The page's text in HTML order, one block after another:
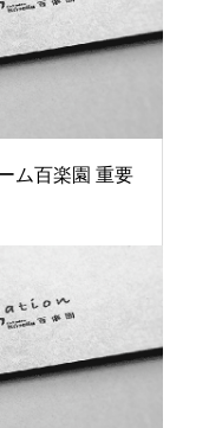
ム百楽園 重要